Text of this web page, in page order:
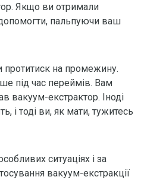
Якщо ви отримали
пальпуючи ваш
на промежину.
під час переймів. Вам
вакуум-екстрактор. Іноді
і тоді ви, як мати, тужитесь
ситуаціях і за
вакуум-екстракції